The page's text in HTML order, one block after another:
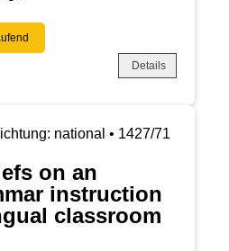
Details
national • 1427/71
on an
instruction
classroom